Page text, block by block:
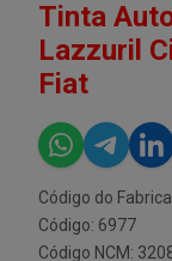
Tinta
Lazzuril
Fiat
Código do
Código: 6977
Código NCM: